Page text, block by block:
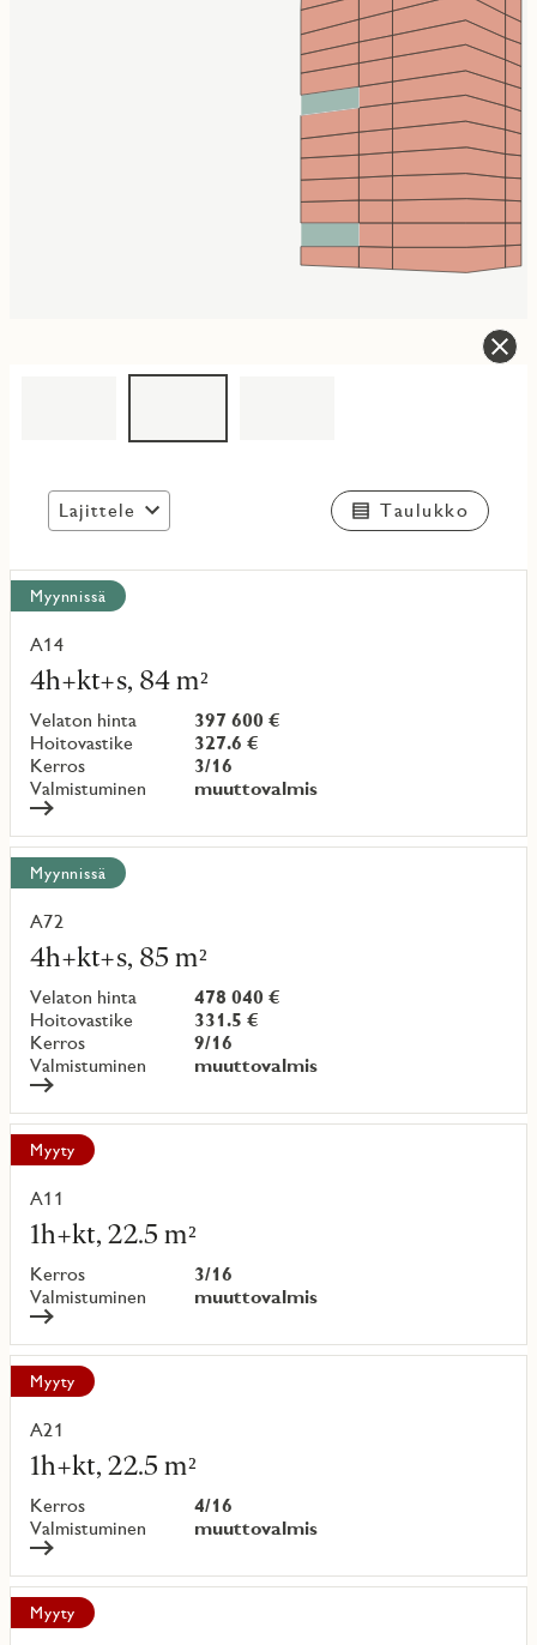
Lajittele Taulukko
Näytä
kaikki
kohteet
Myynnissä
A14
4h+kt+s, 84 m²
Velaton hinta
397 600 €
Hoitovastike
327.6 €
Kerros
3/16
Valmistuminen
muuttovalmis
Lue
lisää
kohteesta
Myynnissä
A72
4h+kt+s, 85 m²
Velaton hinta
478 040 €
Hoitovastike
331.5 €
Kerros
9/16
Valmistuminen
muuttovalmis
Lue
lisää
kohteesta
Myyty
A11
1h+kt, 22.5 m²
Kerros
3/16
Valmistuminen
muuttovalmis
Lue
lisää
kohteesta
Myyty
A21
1h+kt, 22.5 m²
Kerros
4/16
Valmistuminen
muuttovalmis
Lue
lisää
kohteesta
Myyty